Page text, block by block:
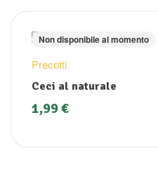
Non disponibile al momento
Precotti
Ceci al naturale
1,99€